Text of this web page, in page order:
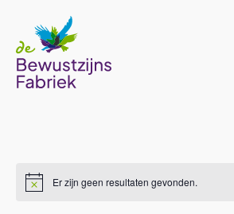
Er zijn geen resultaten gevonden.